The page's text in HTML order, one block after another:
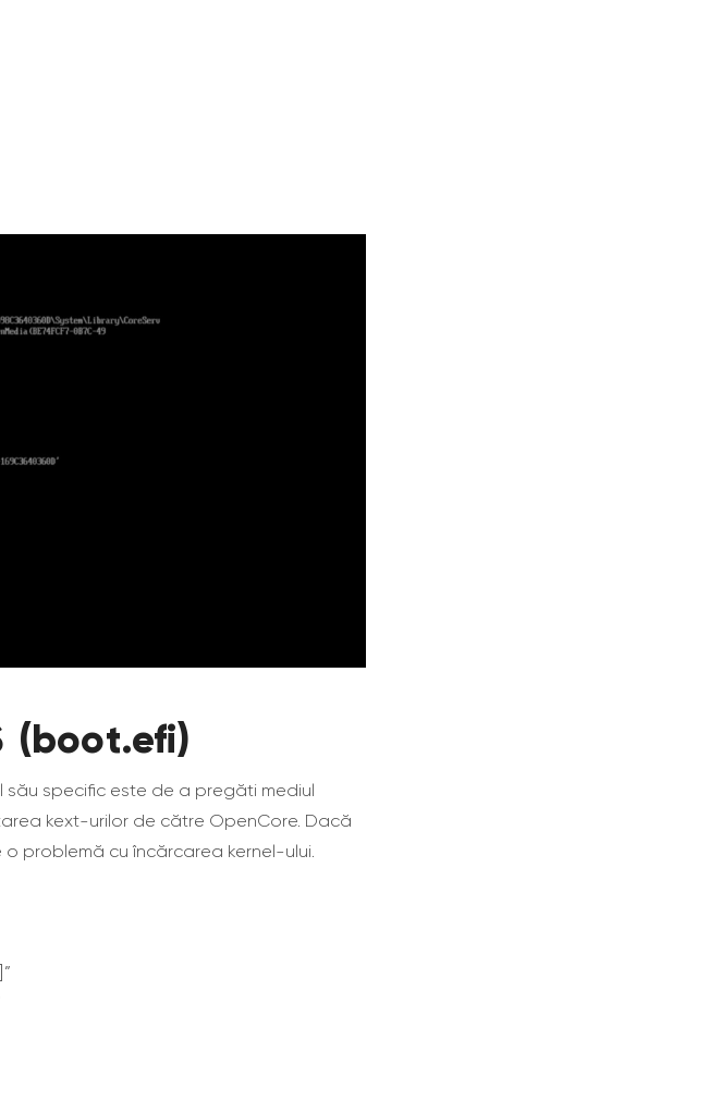
(boot.efi)
său specific este de a pregăti mediul
kext-urilor de către OpenCore. Dacă
problemă cu încărcarea kernel-ului.